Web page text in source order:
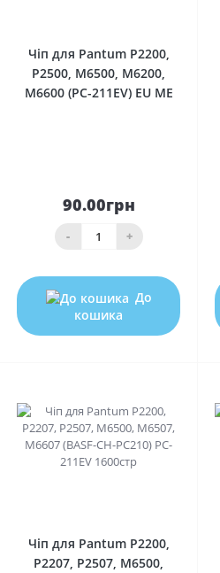
Чіп для Pantum P2200,
P2500, M6500, M6200,
M6600 (PC-211EV) EU ME
90.00грн
- +
До
кошика
Чіп для Pantum P2200,
P2207, P2507, M6500,